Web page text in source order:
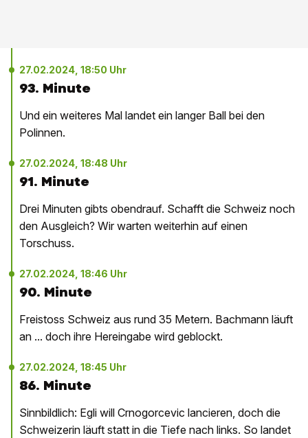
27.02.2024, 18:50 Uhr
93. Minute
Und ein weiteres Mal landet ein langer Ball bei den
Polinnen.
27.02.2024, 18:48 Uhr
91. Minute
Drei Minuten gibts obendrauf. Schafft die Schweiz noch
den Ausgleich? Wir warten weiterhin auf einen
Torschuss.
27.02.2024, 18:46 Uhr
90. Minute
Freistoss Schweiz aus rund 35 Metern. Bachmann läuft
an ... doch ihre Hereingabe wird geblockt.
27.02.2024, 18:45 Uhr
86. Minute
Sinnbildlich: Egli will Crnogorcevic lancieren, doch die
Schweizerin läuft statt in die Tiefe nach links. So landet